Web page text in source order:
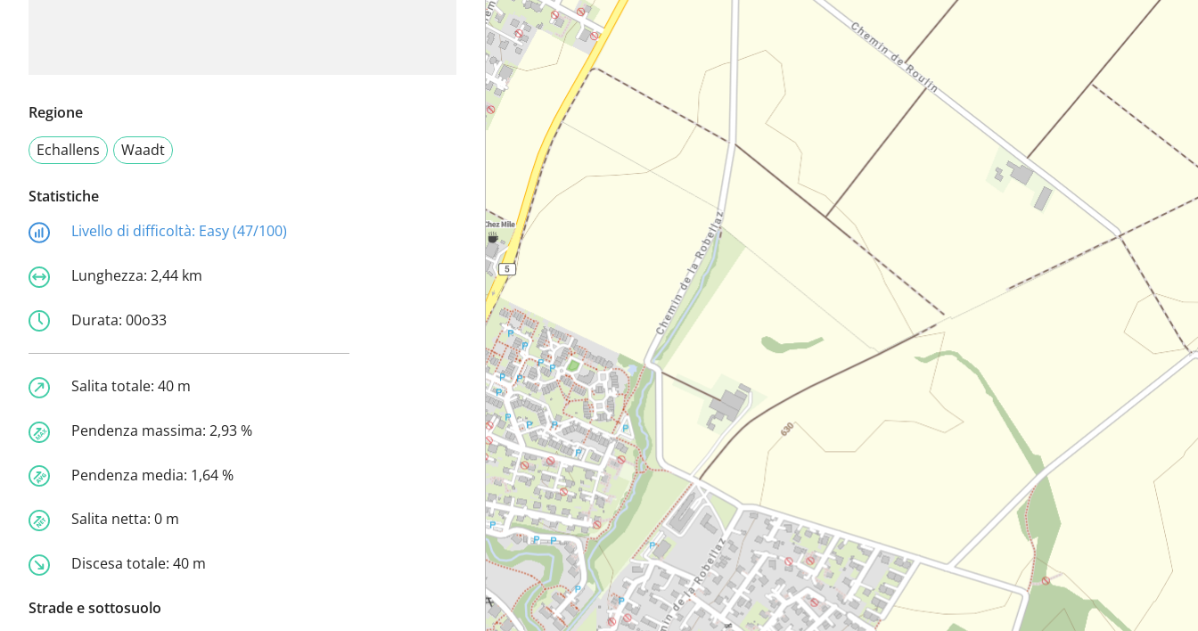
Regione
Echallens
Waadt
Statistiche
Livello di difficoltà: Easy (47/100)
Lunghezza: 2,44 km
Durata: 00o33
Salita totale: 40 m
Pendenza massima: 2,93 %
Pendenza media: 1,64 %
Salita netta: 0 m
Discesa totale: 40 m
Strade e sottosuolo